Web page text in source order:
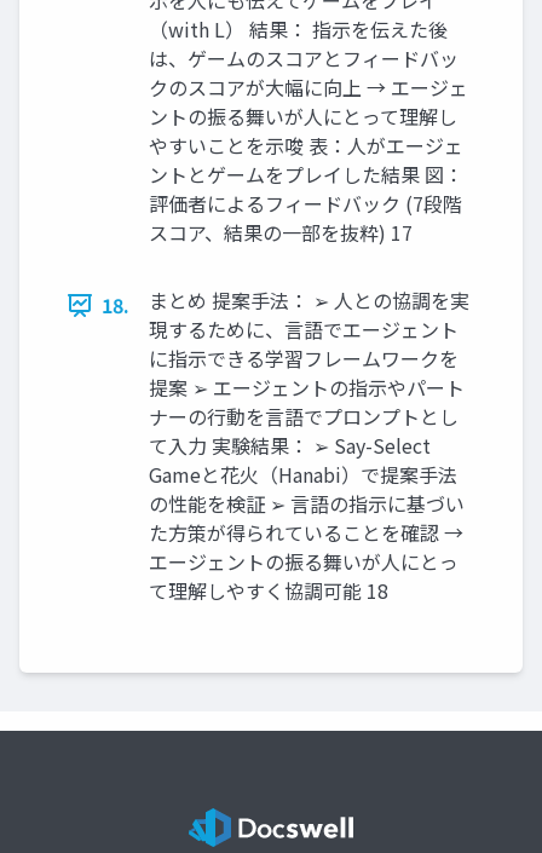
（with L） 結果： 指示を伝えた後
は、ゲームのスコアとフィードバッ
クのスコアが大幅に向上 → エージェ
ントの振る舞いが人にとって理解し
やすいことを示唆 表：人がエージェ
ントとゲームをプレイした結果 図：
評価者によるフィードバック (7段階
スコア、結果の一部を抜粋) 17
18.
まとめ 提案手法： ➢ 人との協調を実
現するために、言語でエージェント
に指示できる学習フレームワークを
提案 ➢ エージェントの指示やパート
ナーの行動を言語でプロンプトとし
て入力 実験結果： ➢ Say-Select
Gameと花火（Hanabi）で提案手法
の性能を検証 ➢ 言語の指示に基づい
た方策が得られていることを確認 →
エージェントの振る舞いが人にとっ
て理解しやすく協調可能 18